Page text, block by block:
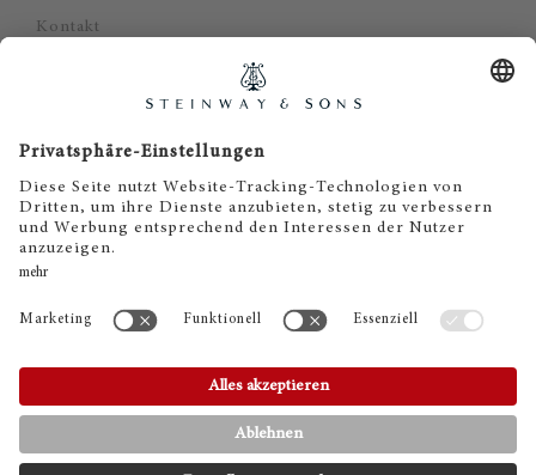
Kontakt
Impressum
Haftungsausschluss
Cookie Zustimmung